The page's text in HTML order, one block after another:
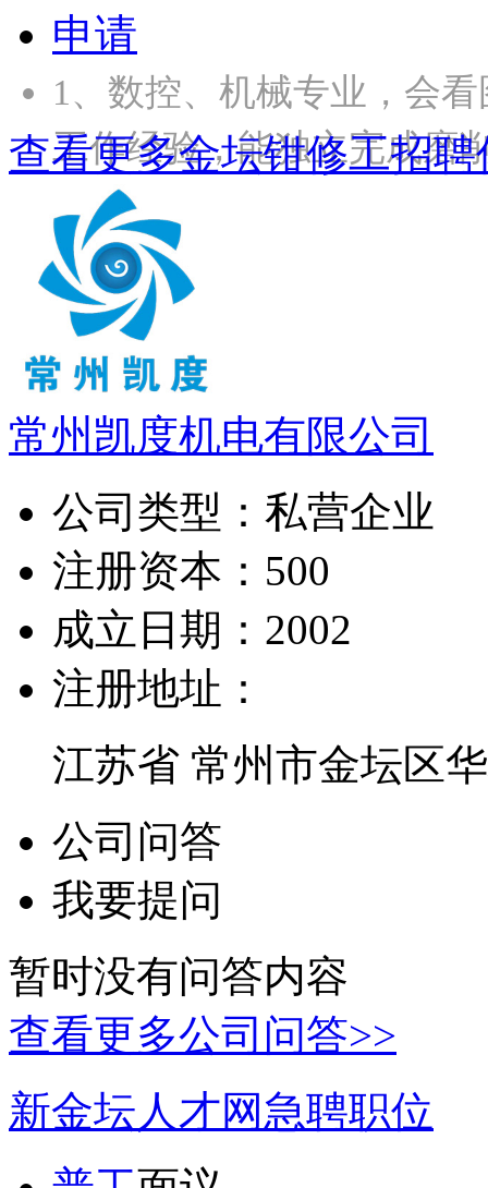
申请
1、数控、机械专业，会
工作经验，能独立完成
查看更多金坛钳修工招聘
常州凯度机电有限公司
公司类型： 私营企业
注册资本： 500
成立日期： 2002
注册地址：
江苏省 常州市金坛区
公司问答
我要提问
暂时没有问答内容
查看更多公司问答>>
新金坛人才网急聘职位